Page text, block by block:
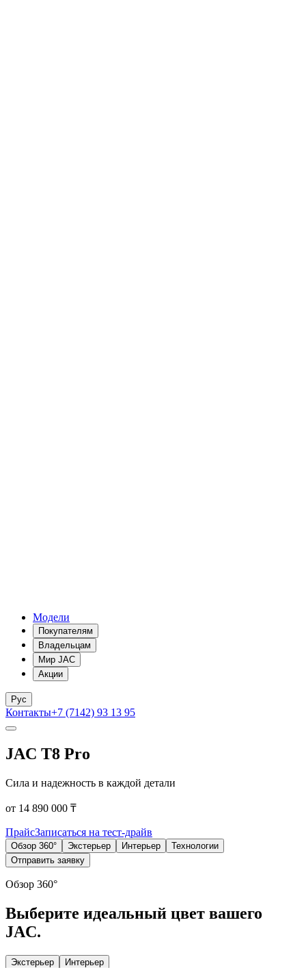
Модели
Покупателям
Владельцам
Мир JAC
Акции
Рус
Контакты+7 (7142) 93 13 95
JAC T8 Pro
Сила и надежность в каждой детали
от 14 890 000 ₸
ПрайсЗаписаться на тест-драйв
Обзор 360° Экстерьер Интерьер
Технологии
Отправить заявку
Обзор 360°
Выберите идеальный цвет вашего
JAC.
Экстерьер Интерьер